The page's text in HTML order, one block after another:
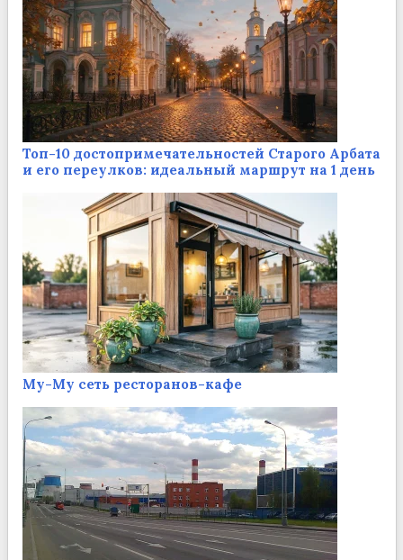
Топ-10 достопримечательностей Старого Арбата
и его переулков: идеальный маршрут на 1 день
Му-Му сеть ресторанов-кафе